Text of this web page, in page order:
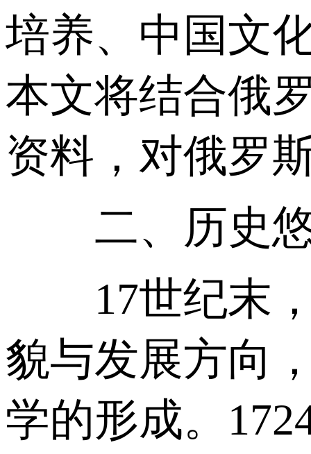
培养、中国文
本文将结合俄
资料，对俄罗
二、历史悠
17世纪末，
貌与发展方向
学的形成。